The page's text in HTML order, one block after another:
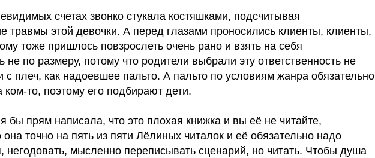
счетах звонко стукала костяшками, подсчитывая
травмы этой девочки. А перед глазами проносились клиенты, клиенты,
тоже пришлось повзрослеть очень рано и взять на себя
не по размеру, потому что родители выбрали эту ответственность не
с плеч, как надоевшее пальто. А пальто по условиям жанра обязательно
то, поэтому его подбирают дети.
бы прям написала, что это плохая книжка и вы её не читайте,
точно на пять из пяти Лёлиных читалок и её обязательно надо
негодовать, мысленно переписывать сценарий, но читать. Чтобы душа